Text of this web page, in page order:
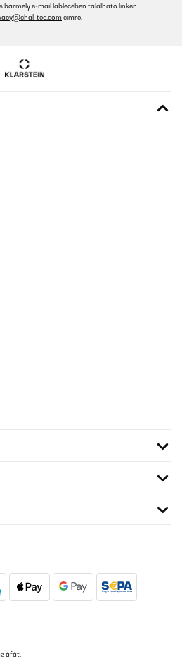
bármely e-mail láblécében található linken
tec.com címre.
áfát.